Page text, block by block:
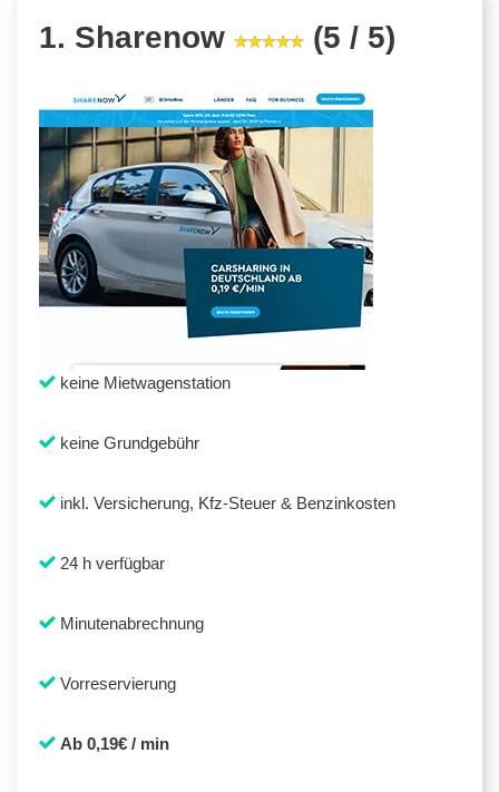
1. Sharenow (5 / 5)
keine Mietwagenstation
keine Grundgebühr
inkl. Versicherung, Kfz-Steuer & Benzinkosten
24 h verfügbar
Minutenabrechnung
Vorreservierung
Ab 0,19€ / min